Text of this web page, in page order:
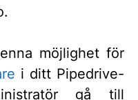
möjlighet för
i ditt Pipedrive-
gå till